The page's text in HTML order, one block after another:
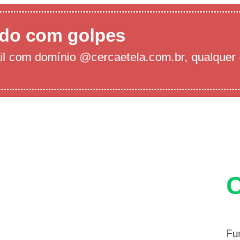
com golpes
com domínio @cercaetela.com.br,